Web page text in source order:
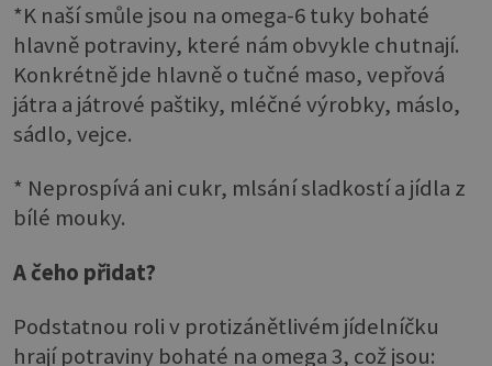
*K naší smůle jsou na omega-6 tuky bohaté
hlavně potraviny, které nám obvykle chutnají.
Konkrétně jde hlavně o tučné maso, vepřová
játra a játrové paštiky, mléčné výrobky, máslo,
sádlo, vejce.
* Neprospívá ani cukr, mlsání sladkostí a jídla z
bílé mouky.
A čeho přidat?
Podstatnou roli v protizánětlivém jídelníčku
hrají potraviny bohaté na omega 3, což jsou: